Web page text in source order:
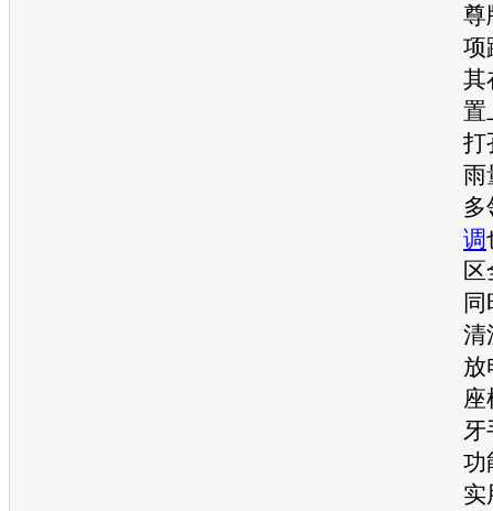
尊
项
其
置
打
雨
多
调
区
清
放
座
功
实